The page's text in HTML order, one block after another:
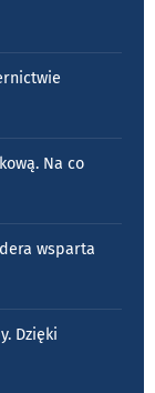
Na co
wsparta
Dzięki